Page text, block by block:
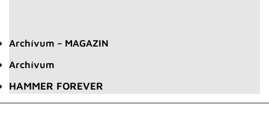
Archívum – MAGAZIN
Archívum
HAMMER FOREVER